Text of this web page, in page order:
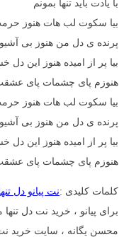
با یادت باید تنها بمونم
بیا سکوت لب هات هنوز
پرنده ی دل من هنوز بی
بیا پر از امیده هنوز این دل
هنوزم پای چشمات پای
بیا سکوت لب هات هنوز
پرنده ی دل من هنوز بی
بیا پر از امیده هنوز این دل
هنوزم پای چشمات پای
کلمات کلیدی :نت پیانو دل
برای پیانو ، خرید نت دل
محسن یگانه ، سایت خرید نت